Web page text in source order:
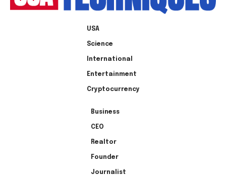
USA
Science
International
Entertainment
Cryptocurrency
Business
CEO
Realtor
Founder
Journalist